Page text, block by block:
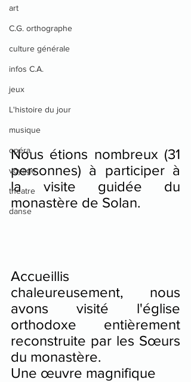
art
C.G. orthographe
culture générale
infos C.A.
jeux
L'histoire du jour
musique
opéra
voyage
theatre
danse
Nous étions nombreux (31
personnes) à participer à
la visite guidée du
monastère de Solan.
Accueillis
chaleureusement, nous
avons visité l'église
orthodoxe entièrement
reconstruite par les Sœurs
du monastère.
Une œuvre magnifique